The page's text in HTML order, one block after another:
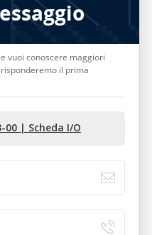
vuoi conoscere maggiori
il prima
00 | Scheda I/O